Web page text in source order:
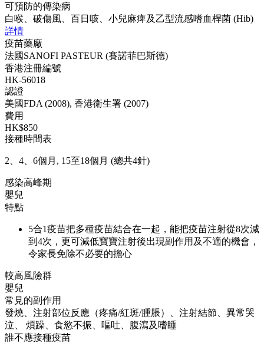
可預防的傳染病
白喉、破傷風、百日咳、小兒麻痺及乙型流感嗜血桿菌 (Hib)
詳情
疫苗藥廠
法國SANOFI PASTEUR (賽諾菲巴斯德)
香港注冊編號
HK-56018
認證
美國FDA (2008), 香港衛生署 (2007)
費用
HK$850
接種時間表
2、4、6個月, 15至18個月 (總共4針)
感染高峰期
嬰兒
特點
5合1疫苗把多種疫苗結合在一起，能把疫苗注射從8次減
到4次，更可減低寶寶注射後出現副作用及不適的機會，
令家長免除不必要的擔心
較高風險群
嬰兒
常見的副作用
發燒、注射部位反應（疼痛/紅斑/腫脹）、注射結節、異常哭
泣、 煩躁、食慾不振、嘔吐、腹瀉及嗜睡
誰不應接種疫苗